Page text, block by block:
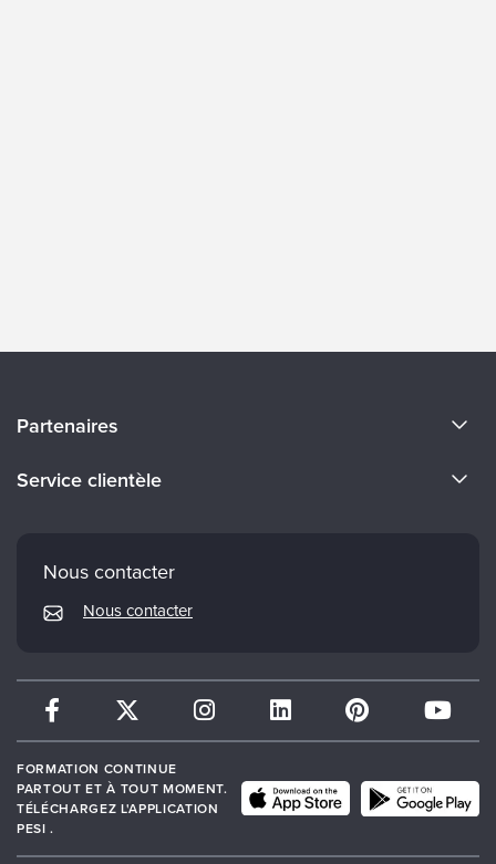
Carrières
Partenaires
Psychotherapy Networker
Therapist.com
Service clientèle
Nous contacter
Nous contacter
FORMATION CONTINUE
PARTOUT ET À TOUT MOMENT.
TÉLÉCHARGEZ L'APPLICATION
PESI .